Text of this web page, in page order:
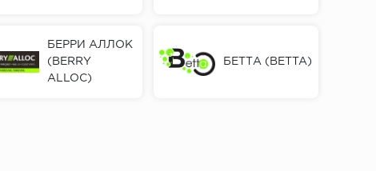
БЕРРИ АЛЛОК
(BERRY
ALLOC)
БЕТТА (BETTA)